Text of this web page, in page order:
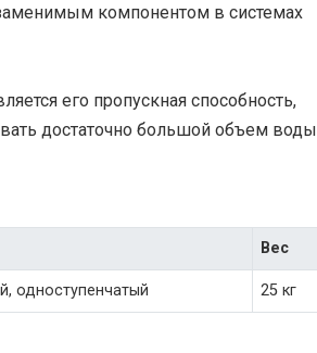
компонентом в системах
его пропускная способность,
достаточно большой объем воды
Вес
одноступенчатый 25 кг